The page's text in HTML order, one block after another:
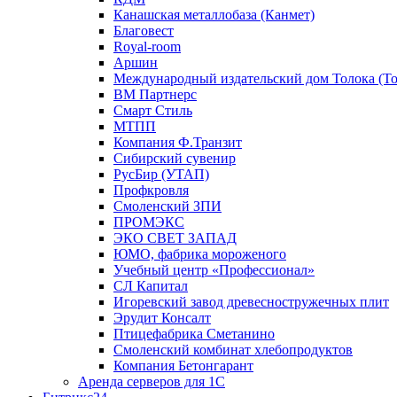
Канашская металлобаза (Канмет)
Благовест
Royal-room
Аршин
Международный издательский дом Толока
ВМ Партнерс
Смарт Стиль
МТПП
Компания Ф.Транзит
Сибирский сувенир
РусБир (УТАП)
Профкровля
Смоленский ЗПИ
ПРОМЭКС
ЭКО СВЕТ ЗАПАД
ЮМО, фабрика мороженого
Учебный центр «Профессионал»
СЛ Капитал
Игоревский завод древесностружечных плит
Эрудит Консалт
Птицефабрика Сметанино
Смоленский комбинат хлебопродуктов
Компания Бетонгарант
Аренда серверов для 1С